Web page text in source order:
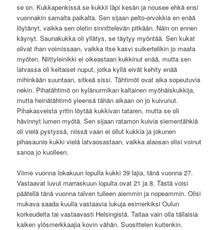
se on. Kukkapenkissä se kukkii läpi kesän ja nousee ehkä ensi
vuonnakin samalta paikalta. Sen sijaan pelto-orvokkia en enää
löytänyt, vaikka sen oletin sinnittelevän pitkään. Näin on ennen
käynyt. Saunakukka oli yllätys, se täytyy myöntää. Sen kukat
olivat ihan voimissaan, vaikka itse kasvi suikertelikin jo maata
myöten. Niittyleinikki ei oikeastaan kukkinut enää, mutta sen
latvassa oli keltaiset nuput, jotka kyllä eivät kehity enää
mihinkään suuntaan, sitkeä sissi. Tähtimöt ovat aika sopeutuvia
nekin. Pihatähtimö on kylänurmikan kaltainen myöhäiskukkija,
mutta heinätähtimö yleensä tähän aikaan on jo kuivunut.
Pihakasveista yritin löytää kukkivan tataren, mutta se oli
hävinnyt lumen myötä. Sen sijaan ratamon kuivia siementähkiä
oli vielä pystyssä, niissä vaan ei ollut kukkia ja jokunen
pihasaunio kukki vielä latvaosastaan, vaikka alaosan olisi voinut
sanoa jo kuolleen.
Viime vuonna lokakuun lopulla kukki 39 lajia, tänä vuonna 27.
Vastaavat luvut marraskuun lopulta ovat 21 ja 8. Tästä voisi
päätellä tänä vuonna talven tulleen aiemmin ja nopeammin. Olisi
mukava saada kuulla vastaavia lukuja esimerkiksi Oulun
korkeudelta tai vastaavasti Helsingistä. Taitaa vain olla tällaisia
kaiken ylösmerkkaajia kovin vähän. Suosittelen kuitenkin.